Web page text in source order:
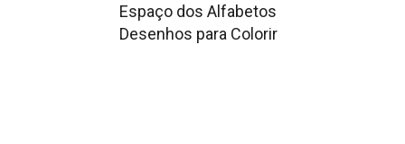
Espaço dos Alfabetos
Desenhos para Colorir